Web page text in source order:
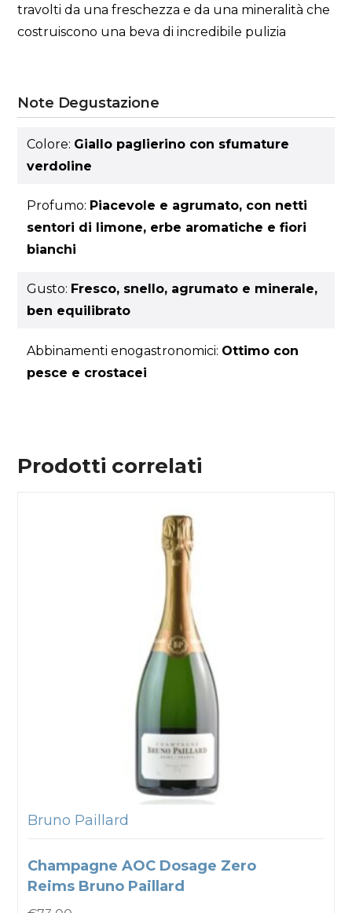
travolti da una freschezza e da una mineralità che
costruiscono una beva di incredibile pulizia
Note Degustazione
Colore: Giallo paglierino con sfumature
verdoline
Profumo: Piacevole e agrumato, con netti
sentori di limone, erbe aromatiche e fiori
bianchi
Gusto: Fresco, snello, agrumato e minerale,
ben equilibrato
Abbinamenti enogastronomici: Ottimo con
pesce e crostacei
Prodotti correlati
Bruno Paillard
Champagne AOC Dosage Zero
Reims Bruno Paillard